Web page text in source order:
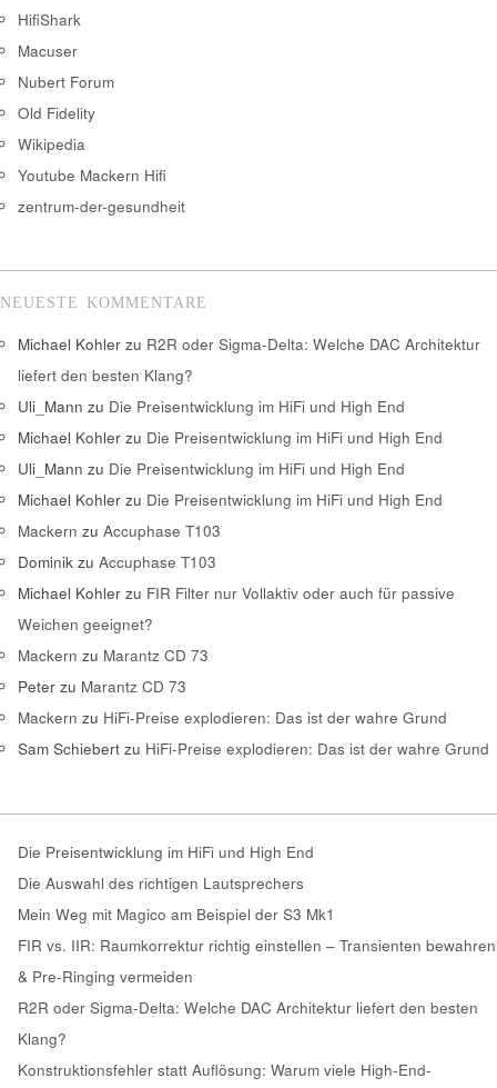
HifiShark
Macuser
Nubert Forum
Old Fidelity
Wikipedia
Youtube Mackern Hifi
zentrum-der-gesundheit
NEUESTE KOMMENTARE
Michael Kohler zu R2R oder Sigma-Delta: Welche DAC Architektur
liefert den besten Klang?
Uli_Mann zu Die Preisentwicklung im HiFi und High End
Michael Kohler zu Die Preisentwicklung im HiFi und High End
Uli_Mann zu Die Preisentwicklung im HiFi und High End
Michael Kohler zu Die Preisentwicklung im HiFi und High End
Mackern zu Accuphase T103
Dominik zu Accuphase T103
Michael Kohler zu FIR Filter nur Vollaktiv oder auch für passive
Weichen geeignet?
Mackern zu Marantz CD 73
Peter zu Marantz CD 73
Mackern zu HiFi-Preise explodieren: Das ist der wahre Grund
Sam Schiebert zu HiFi-Preise explodieren: Das ist der wahre Grund
Die Preisentwicklung im HiFi und High End
Die Auswahl des richtigen Lautsprechers
Mein Weg mit Magico am Beispiel der S3 Mk1
FIR vs. IIR: Raumkorrektur richtig einstellen – Transienten bewahren
& Pre-Ringing vermeiden
R2R oder Sigma-Delta: Welche DAC Architektur liefert den besten
Klang?
Konstruktionsfehler statt Auflösung: Warum viele High-End-